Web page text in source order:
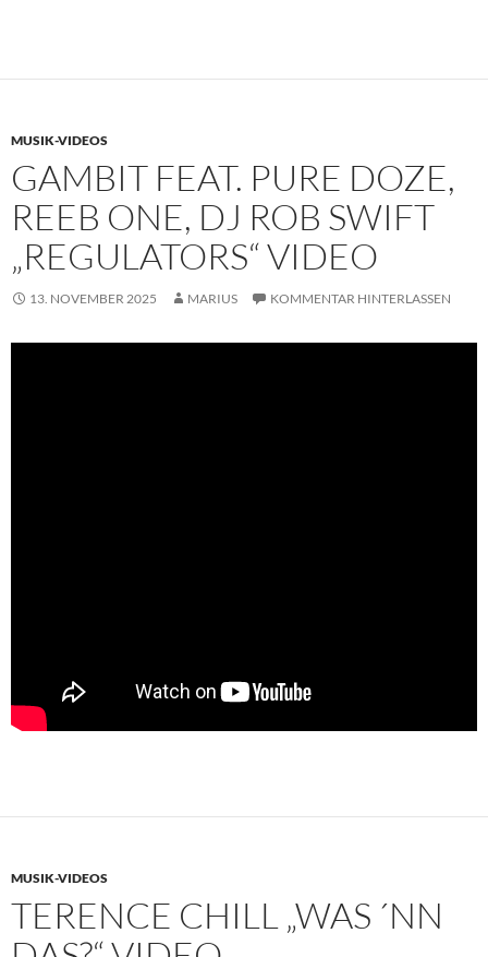
MUSIK-VIDEOS
GAMBIT FEAT. PURE DOZE,
REEB ONE, DJ ROB SWIFT
„REGULATORS“ VIDEO
13. NOVEMBER 2025 MARIUS KOMMENTAR HINTERLASSEN
MUSIK-VIDEOS
TERENCE CHILL „WAS ´NN